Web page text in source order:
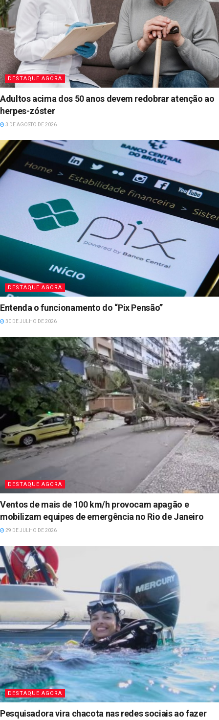
DESTAQUE AGORA
Adultos acima dos 50 anos devem redobrar atenção ao
herpes-zóster
3 DE AGOSTO DE 2026
DESTAQUE AGORA
Entenda o funcionamento do “Pix Pensão”
30 DE JULHO DE 2026
DESTAQUE AGORA
Ventos de mais de 100 km/h provocam apagão e
mobilizam equipes de emergência no Rio de Janeiro
29 DE JULHO DE 2026
DESTAQUE AGORA
Pesquisadora vira chacota nas redes sociais ao fazer